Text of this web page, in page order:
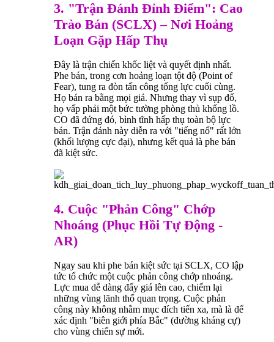
3. "Trận Đánh Đỉnh Điểm": Cao
Trào Bán (SCLX) – Nơi Hoảng
Loạn Gặp Hấp Thụ
Đây là trận chiến khốc liệt và quyết định nhất.
Phe bán, trong cơn hoảng loạn tột độ (Point of
Fear), tung ra đòn tấn công tổng lực cuối cùng.
Họ bán ra bằng mọi giá. Nhưng thay vì sụp đổ,
họ vấp phải một bức tường phòng thủ khổng lồ.
CO đã đứng đó, bình tĩnh hấp thụ toàn bộ lực
bán. Trận đánh này diễn ra với "tiếng nổ" rất lớn
(khối lượng cực đại), nhưng kết quả là phe bán
đã kiệt sức.
4. Cuộc "Phản Công" Chớp
Nhoáng (Phục Hồi Tự Động -
AR)
Ngay sau khi phe bán kiệt sức tại SCLX, CO lập
tức tổ chức một cuộc phản công chớp nhoáng.
Lực mua dễ dàng đẩy giá lên cao, chiếm lại
những vùng lãnh thổ quan trọng. Cuộc phản
công này không nhằm mục đích tiến xa, mà là để
xác định "biên giới phía Bắc" (đường kháng cự)
cho vùng chiến sự mới.